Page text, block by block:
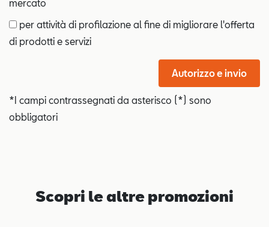
mercato
per attività di profilazione al fine di migliorare l'offerta
di prodotti e servizi
Autorizzo e invio
*I campi contrassegnati da asterisco (*) sono
obbligatori
Scopri le altre promozioni